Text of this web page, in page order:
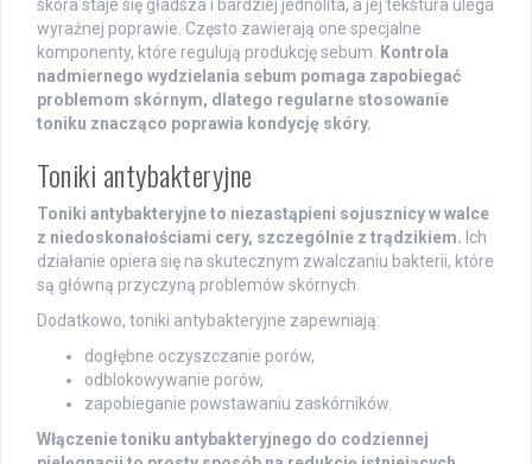
skóra staje się gładsza i bardziej jednolita, a jej tekstura ulega
wyraźnej poprawie. Często zawierają one specjalne
komponenty, które regulują produkcję sebum. Kontrola
nadmiernego wydzielania sebum pomaga zapobiegać
problemom skórnym, dlatego regularne stosowanie
toniku znacząco poprawia kondycję skóry.
Toniki antybakteryjne
Toniki antybakteryjne to niezastąpieni sojusznicy w walce
z niedoskonałościami cery, szczególnie z trądzikiem. Ich
działanie opiera się na skutecznym zwalczaniu bakterii, które
są główną przyczyną problemów skórnych.
Dodatkowo, toniki antybakteryjne zapewniają:
dogłębne oczyszczanie porów,
odblokowywanie porów,
zapobieganie powstawaniu zaskórników.
Włączenie toniku antybakteryjnego do codziennej